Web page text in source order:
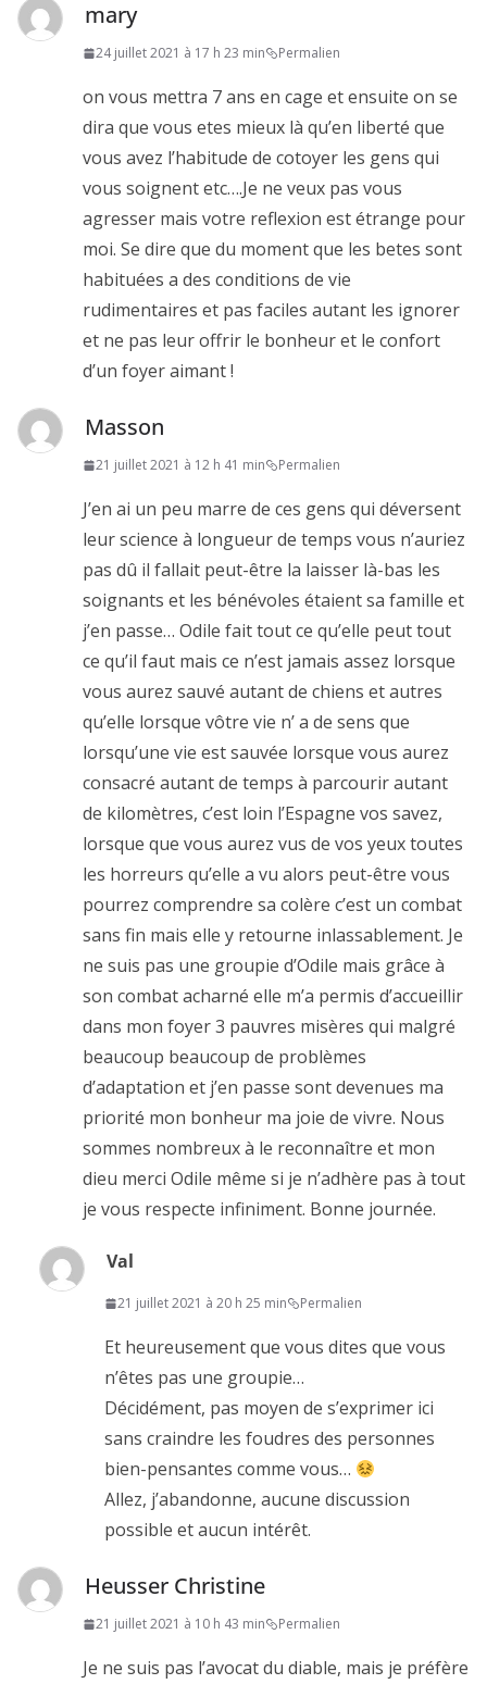
commentaire
mary
24 juillet 2021 à 17 h 23 min Permalien
on vous mettra 7 ans en cage et ensuite on se
dira que vous etes mieux là qu’en liberté que
vous avez l’habitude de cotoyer les gens qui
vous soignent etc….Je ne veux pas vous
agresser mais votre reflexion est étrange pour
moi. Se dire que du moment que les betes sont
habituées a des conditions de vie
rudimentaires et pas faciles autant les ignorer
et ne pas leur offrir le bonheur et le confort
d’un foyer aimant !
Masson
21 juillet 2021 à 12 h 41 min Permalien
J’en ai un peu marre de ces gens qui déversent
leur science à longueur de temps vous n’auriez
pas dû il fallait peut-être la laisser là-bas les
soignants et les bénévoles étaient sa famille et
j’en passe… Odile fait tout ce qu’elle peut tout
ce qu’il faut mais ce n’est jamais assez lorsque
vous aurez sauvé autant de chiens et autres
qu’elle lorsque vôtre vie n’ a de sens que
lorsqu’une vie est sauvée lorsque vous aurez
consacré autant de temps à parcourir autant
de kilomètres, c’est loin l’Espagne vos savez,
lorsque que vous aurez vus de vos yeux toutes
les horreurs qu’elle a vu alors peut-être vous
pourrez comprendre sa colère c’est un combat
sans fin mais elle y retourne inlassablement. Je
ne suis pas une groupie d’Odile mais grâce à
son combat acharné elle m’a permis d’accueillir
dans mon foyer 3 pauvres misères qui malgré
beaucoup beaucoup de problèmes
d’adaptation et j’en passe sont devenues ma
priorité mon bonheur ma joie de vivre. Nous
sommes nombreux à le reconnaître et mon
dieu merci Odile même si je n’adhère pas à tout
je vous respecte infiniment. Bonne journée.
Val
21 juillet 2021 à 20 h 25 min Permalien
Et heureusement que vous dites que vous
n’êtes pas une groupie…
Décidément, pas moyen de s’exprimer ici
sans craindre les foudres des personnes
bien-pensantes comme vous…
Allez, j’abandonne, aucune discussion
possible et aucun intérêt.
Heusser Christine
21 juillet 2021 à 10 h 43 min Permalien
Je ne suis pas l’avocat du diable, mais je préfère